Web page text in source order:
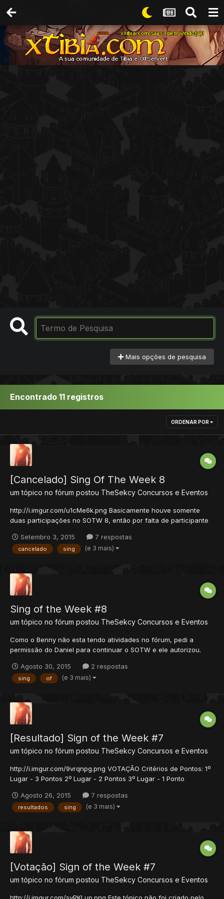
Mais opções de pesquisa
Encontrado 11 registros
ORDENAR POR
[Cancelado] Sing Of The Week 8
um tópico no fórum postou TheSekcy Concursos e Eventos
http://i.imgur.com/u1cMe6k.png Basicamente houve somente
duas participações no SOTW 8, então por falta de participante
Setembro 3, 2015
7 respostas
cancelado sing (e 3 mais)
Sing of the Week #8
um tópico no fórum postou TheSekcy Concursos e Eventos
Como o Benny não esta tendo atividades no fórum, pedi a
permissão do Daniel para continuar o SOTW e ele autorizou.
trabalhos de outras pessoas! Em caso de R.I.P, o membro será
desclassificado e alertado! A Sign deve ser...
Agosto 30, 2015 2 respostas
sing of (e 3 mais)
[Resultado] Sign of the Week #7
um tópico no fórum postou TheSekcy Concursos e Eventos
http://i.imgur.com/9vrqnpg.png VOTAÇÃO Critérios de Pontos: 1º
Lugar - 3 Pontos 2º Lugar - 2 Pontos 3º Lugar - 1 Ponto
= 11 Kissy = 1 + 3 = 4 FLC = 0 MudrocK = 3 + 1 + 1 + 2 = 7
Overpower = 3 + 2...
Agosto 26, 2015 7 respostas
resultados sing (e 3 mais)
[Votação] Sign of the Week #7
um tópico no fórum postou TheSekcy Concursos e Eventos